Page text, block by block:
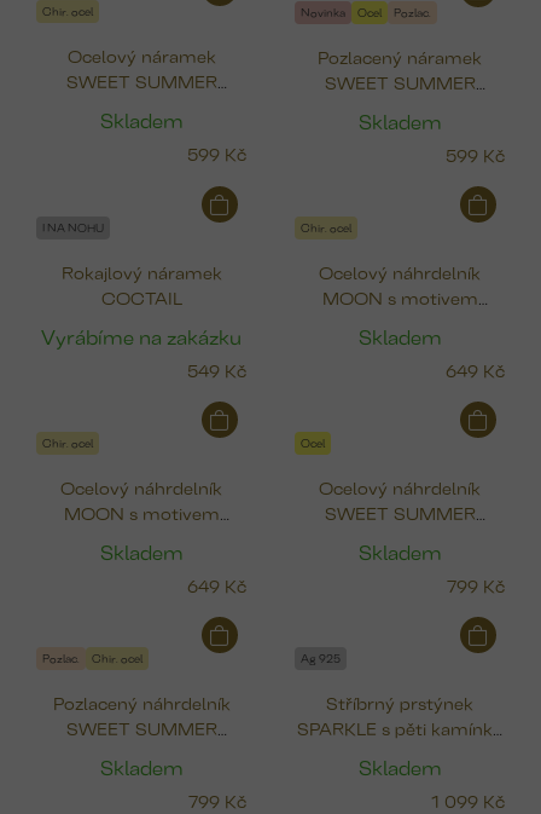
Chir. ocel
Ocelový náramek
SWEET SUMMER
ryba)
Skladem
599 Kč
Novinka Ocel Pozlac.
Pozlacený náramek
SWEET SUMMER
ryba)
Skladem
599 Kč
I NA NOHU
Rokajlový náramek
COCTAIL
Vyrábíme na zakázku
549 Kč
Chir. ocel
Ocelový náhrdelník
MOON s motivem
Skladem
649 Kč
Chir. ocel
Ocelový náhrdelník
MOON s motivem
Skladem
649 Kč
Ocel
Ocelový náhrdelník
SWEET SUMMER
ryba)
Skladem
799 Kč
Pozlac. Chir. ocel
Pozlacený náhrdelník
SWEET SUMMER
ryba)
Skladem
799 Kč
Ag 925
Stříbrný prstýnek
SPARKLE s pěti kamínky
Skladem
1 099 Kč